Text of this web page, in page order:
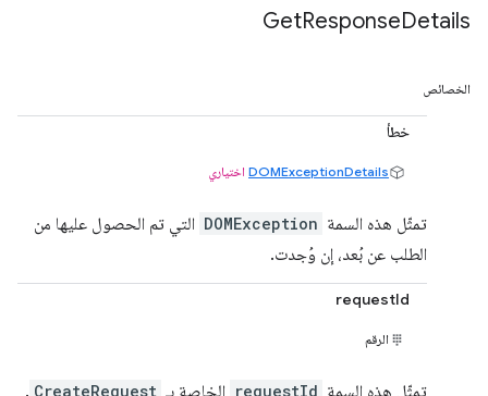
GetResponseDetails
الخصائص
خطأ
DOMExceptionDetails اختياري
تمثّل هذه السمة DOMException التي تم الحصول عليها من
الطلب عن بُعد، إن وُجدت.
requestId
الرقم
تمثّل هذه السمة requestId الخاصة بـ CreateRequest
.